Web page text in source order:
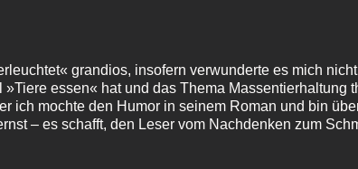
grandios, insofern verwunderte es mich
essen« hat und das Thema Massentierhaltung
ich mochte den Humor in seinem Roman und bin
– es schafft, den Leser vom Nachdenken zum